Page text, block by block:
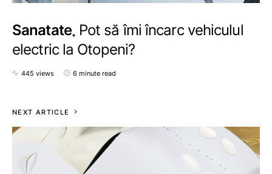
Sanatate Pot să îmi încarc vehiculul
electric la Otopeni?
445 views 6 minute read
NEXT ARTICLE